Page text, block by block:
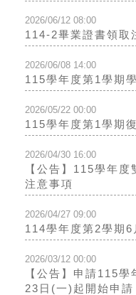
2026/06/12 08:00
114-2畢業證書領取
2026/06/08 14:00
115學年度第1學期
2026/05/22 00:00
115學年度第1學期
2026/04/30 16:00
【公告】115學年
注意事項
2026/04/27 09:00
114學年度第2學期6
2026/03/12 00:00
【公告】申請115
23日(一)起開始申請